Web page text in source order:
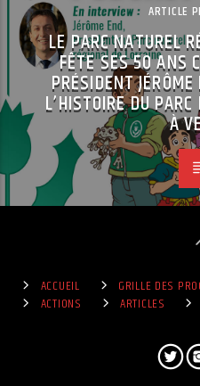
ARTICLE
LE PARC NATUREL
FÊTE SES 50 ANS
PRÉSIDENT
L’HISTOIRE DU
À
ACCUEIL GRILLE DES
ACTIONS
ARTICLES